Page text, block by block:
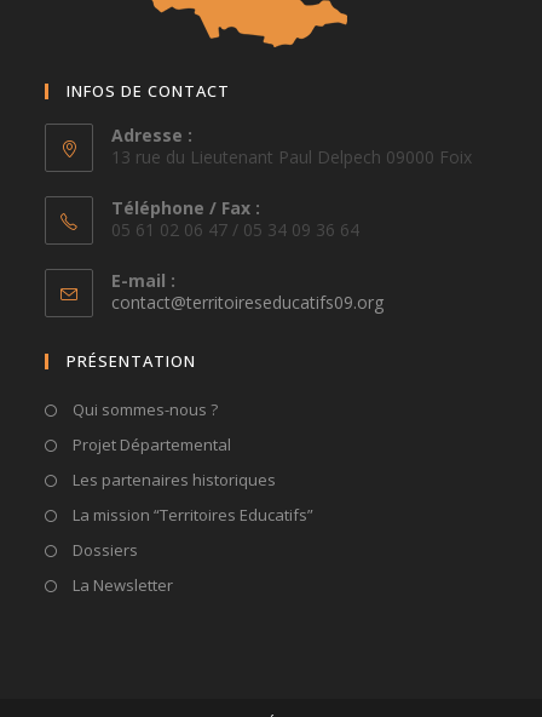
INFOS DE CONTACT
Adresse :
13 rue du Lieutenant Paul Delpech 09000 Foix
Téléphone / Fax :
05 61 02 06 47 / 05 34 09 36 64
E-mail :
contact@territoireseducatifs09.orgS’ouvre
PRÉSENTATION
Qui sommes-nous ?
Projet Départemental
Les partenaires historiques
La mission “Territoires Educatifs”
Dossiers
La Newsletter